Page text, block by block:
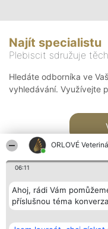
ORLOVÉ
06:11
Ahoj, rádi Vám
příslušnou téma
Najít specialistu
Plebiscit sdružuje
Hledáte odborníka ve
vyhledávání. Využívejte
Bright Side Solutions sp. z o.